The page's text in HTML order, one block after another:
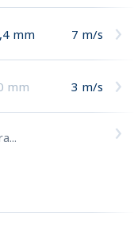
mm 7 m/s
mm 3 m/s